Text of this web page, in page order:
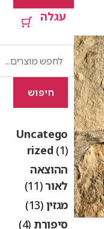
עגלה
חיפוש
חיפוש
Uncatego
rized (1)
ההוצאה
לאור(11)
מגזין(13)
סיפורת(4)